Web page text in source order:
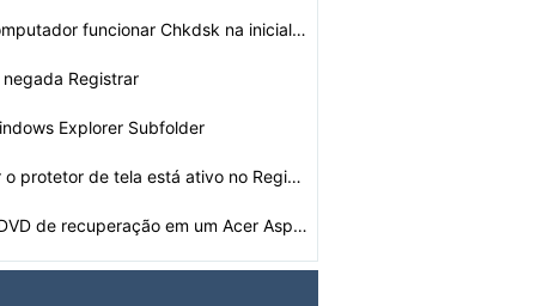
Por que meu computador funcionar Chkdsk na inicializaç…
negada Registrar
Explorer Subfolder
Como desativar o protetor de tela está ativo no Regist…
Como criar um DVD de recuperação em um Acer Aspire 69…